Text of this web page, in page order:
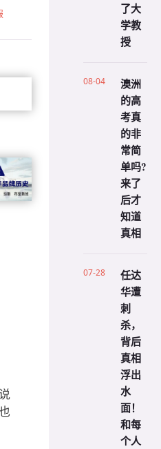
了大
学教
授
08-04
澳洲
的高
考真
的非
常简
单吗?
来了
后才
知道
真相
07-28
任达
华遭
刺
杀，
背后
真相
浮出
水
面！
和每
个人